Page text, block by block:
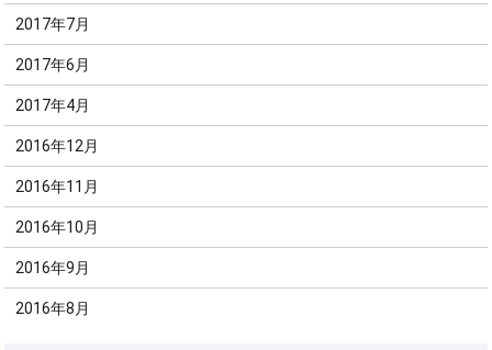
2017年7月
2017年6月
2017年4月
2016年12月
2016年11月
2016年10月
2016年9月
2016年8月